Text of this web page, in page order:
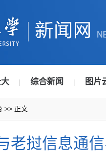
| 综合新闻 | 图片
>> 正文
老挝信息通